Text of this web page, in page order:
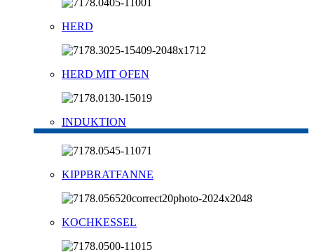
HERD
HERD MIT OFEN
INDUKTION
KIPPBRATFANNE
KOCHKESSEL